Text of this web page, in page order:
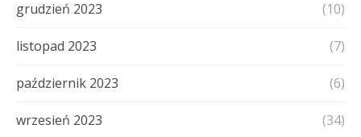
grudzień 2023 (10)
listopad 2023 (7)
październik 2023 (6)
wrzesień 2023 (34)